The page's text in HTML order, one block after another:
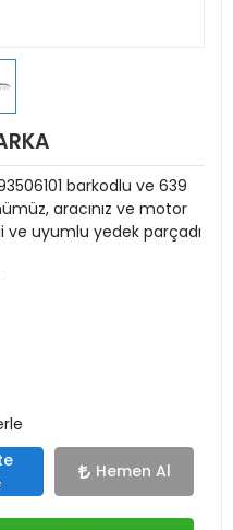
barkodlu ve 639
aracınız ve motor
ve uyumlu yedek parçadı
Hemen Al